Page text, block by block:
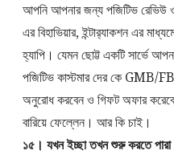
আপনি আপনার জন্য পজিটিভ রেভিউ
এর বিহাভিয়ার, ইন্টার‌্যাকশন এর
হ্যাপি। যেমন ছোট্ট একটি সার্ভে
পজিটিভ কাস্টমার দের কে GMB/FB
অনুরোধ করবেন ও গিফট অফার
বারিয়ে ফেল্লেন। আর কি চাই।
১৫। যখন ইচ্ছা তখন শুরু করতে